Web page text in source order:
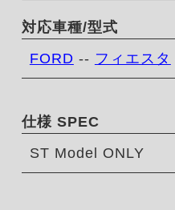
対応車種/型式
FORD -- フィエスタ
仕様 SPEC
ST Model ONLY